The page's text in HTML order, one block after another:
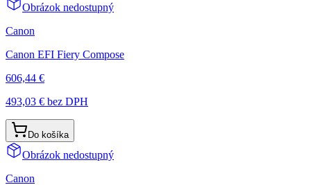
Obrázok nedostupný
Canon
Canon EFI Fiery Compose
606,44 €
493,03 € bez DPH
Do košíka
Obrázok nedostupný
Canon